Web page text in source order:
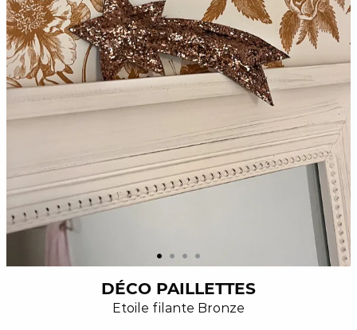
DÉCO PAILLETTES
Etoile filante Bronze